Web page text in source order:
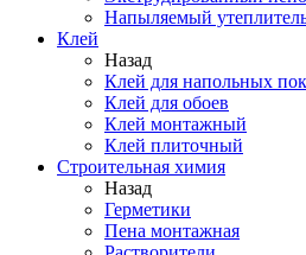
Напыляемый
Клей
Назад
Клей для напольных
Клей для обоев
Клей монтажный
Клей плиточный
Строительная химия
Назад
Герметики
Пена монтажная